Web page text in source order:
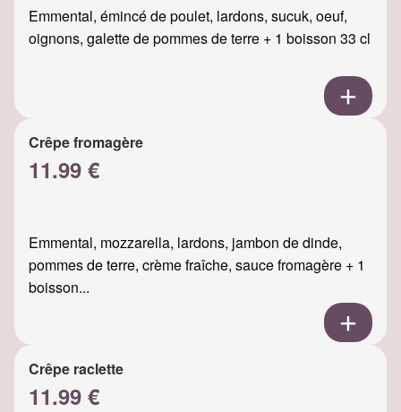
Emmental, émincé de poulet, lardons, sucuk, oeuf,
oignons, galette de pommes de terre + 1 boisson 33 cl
Crêpe fromagère
11.99 €
Emmental, mozzarella, lardons, jambon de dinde,
pommes de terre, crème fraîche, sauce fromagère + 1
boisson...
Crêpe raclette
11.99 €